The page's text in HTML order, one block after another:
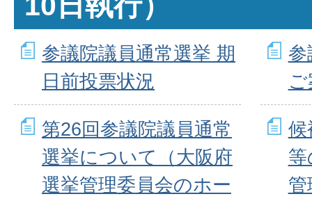
参議院議員通常選挙 期
日前投票状況
参
第26回参議院議員通常
選挙について（大阪府
選挙管理委員会のホー
候
等